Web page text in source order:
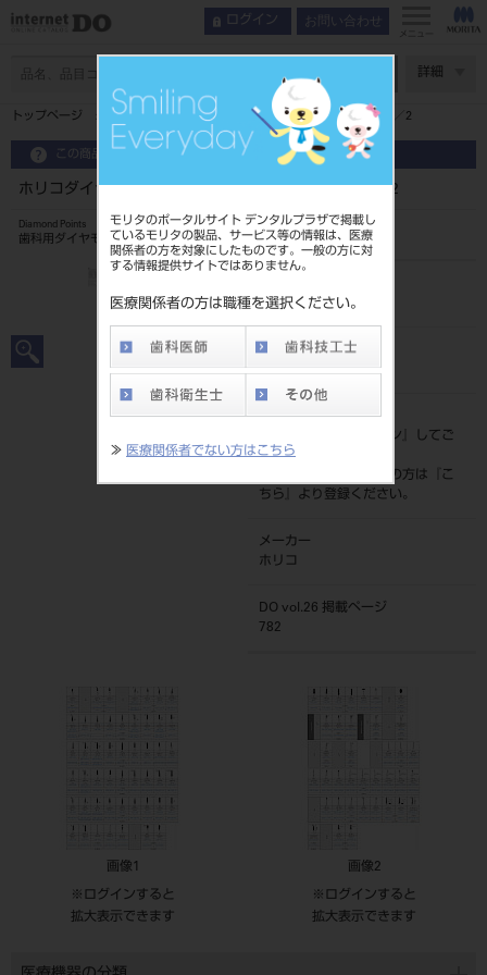
モリタのポータルサイト デンタルプラザで掲載し
ているモリタの製品、サービス等の情報は、医療
関係者の方を対象にしたものです。一般の方に対
する情報提供サイトではありません。
医療関係者の方は職種を選択ください。
≫ 医療関係者でない方はこちら
ログイン お問い合わせ
メニュー
詳細
トップページ ホリコダイヤポイントFG K型・K分数型 7入 K2／2
この商品に関するお問い合わせ
ホリコダイヤポイントFG K型・K分数型 7入 K2／2
Diamond Points
歯科用ダイヤモンドバー
2065109802/2
JAN/EANコード
標準価格
ログイン
』してご
覧ください。
ネット会員登録がまだの方は『
こ
ちら
』より登録ください。
メーカー
ホリコ
DO vol.26 掲載ページ
782
画像1
※ログインすると
拡大表示できます
画像2
※ログインすると
拡大表示できます